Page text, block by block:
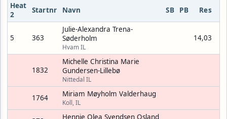
Heat
2
Startnr Navn SB PB Res
5 363
Julie-Alexandra Trena-
Søderholm
Hvam IL
14,03
1832
Michelle Christina Marie
Gundersen-Lillebø
Nittedal IL
1764 Miriam Møyholm Valderhaug
Koll, IL
Hennie Olea Svendsen Osland